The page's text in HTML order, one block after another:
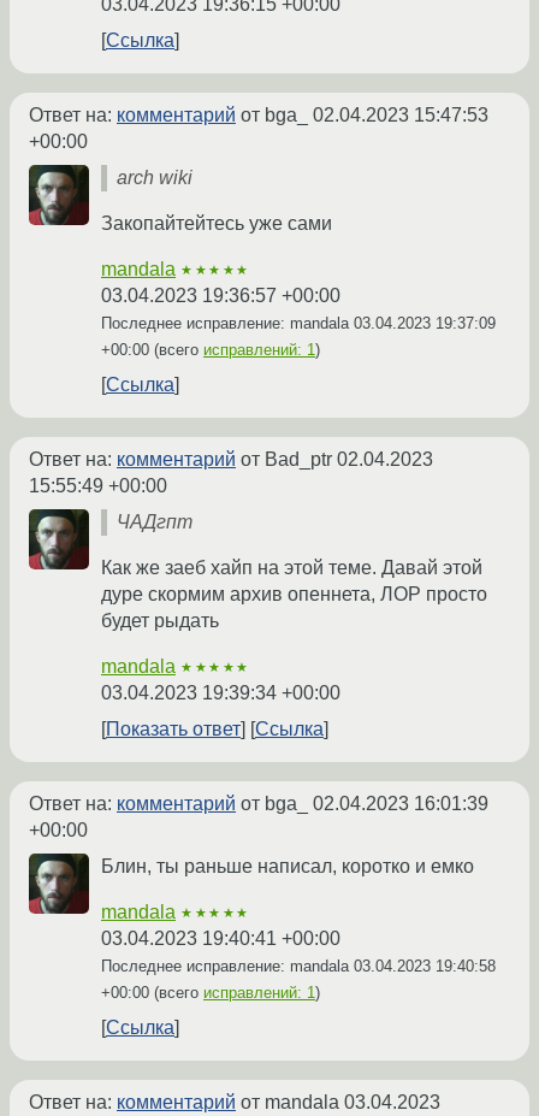
Ссылка
Ответ на: комментарий от bga_ 02.04.2023 15:47:53
+00:00
arch wiki
Закопайтейтесь уже сами
mandala ★★★★★
03.04.2023 19:36:57 +00:00
Последнее исправление: mandala 03.04.2023 19:37:09
+00:00 (всего исправлений: 1)
Ссылка
Ответ на: комментарий от Bad_ptr 02.04.2023
15:55:49 +00:00
ЧАДгпт
Как же заеб хайп на этой теме. Давай этой
дуре скормим архив опеннета, ЛОР просто
будет рыдать
mandala ★★★★★
03.04.2023 19:39:34 +00:00
Показать ответ
Ссылка
Ответ на: комментарий от bga_ 02.04.2023 16:01:39
+00:00
Блин, ты раньше написал, коротко и емко
mandala ★★★★★
03.04.2023 19:40:41 +00:00
Последнее исправление: mandala 03.04.2023 19:40:58
+00:00 (всего исправлений: 1)
Ссылка
Ответ на: комментарий от mandala 03.04.2023